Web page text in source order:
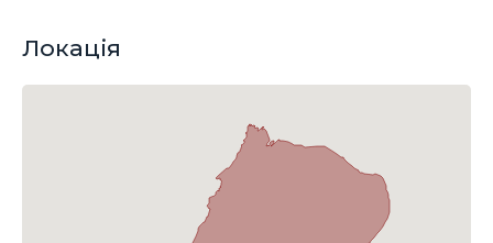
Локація